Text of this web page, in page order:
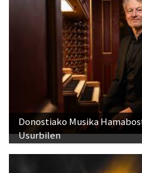
Donostiako Musika
Usurbilen